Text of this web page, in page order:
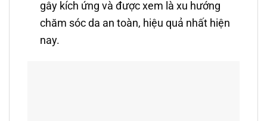
gây kích ứng và được xem là xu hướng
chăm sóc da an toàn, hiệu quả nhất hiện
nay.